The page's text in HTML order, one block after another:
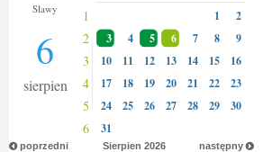
Sławy
6
sierpien
1 1 2
2 3 4 5 6 7 8 9
3 10 11 12 13 14 15 16
4 17 18 19 20 21 22 23
5 24 25 26 27 28 29 30
6 31
poprzedni następny
Sierpien 2026